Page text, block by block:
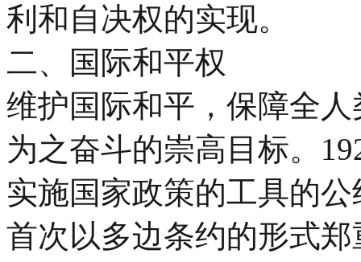
利和自决权的实现。
二、国际和平权
维护国际和平，保障全
为之奋斗的崇高目标。
实施国家政策的工具的
首次以多边条约的形式